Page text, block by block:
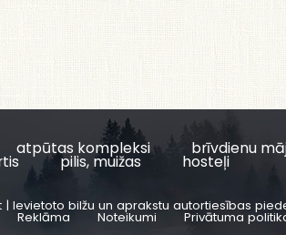
atpūtas kompleksi brīvdienu
pilis, muižas hosteļi
| Ievietoto bilžu un aprakstu autortiesības
Reklāma Noteikumi Privātuma